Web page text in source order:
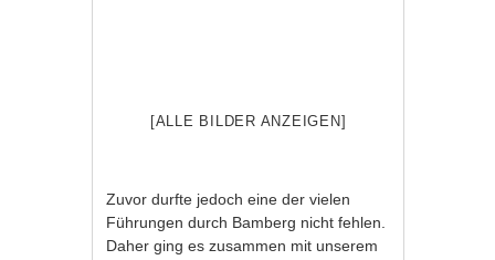
[ALLE BILDER ANZEIGEN]
Zuvor durfte jedoch eine der vielen
Führungen durch Bamberg nicht fehlen.
Daher ging es zusammen mit unserem